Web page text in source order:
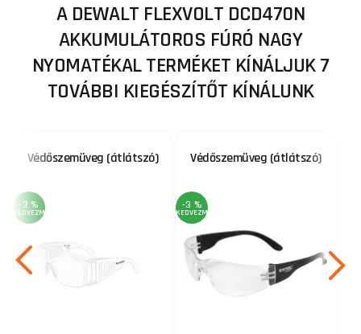
A DEWALT FLEXVOLT DCD470N
AKKUMULÁTOROS FÚRÓ NAGY
NYOMATÉKAL TERMÉKET KÍNÁLJUK 7
TOVÁBBI KIEGÉSZÍTŐT KÍNÁLUNK
Védőszemüveg (átlátszó)
-3 %
KEDVEZMÉNY
Védőszemüveg (átlátszó)
-3 %
KEDVEZMÉNY